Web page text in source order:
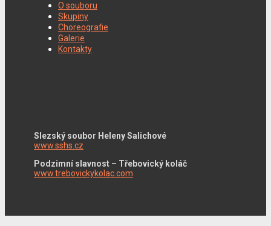
O souboru
Skupiny
Choreografie
Galerie
Kontakty
Slezský soubor Heleny Salichové
www.sshs.cz
Podzimní slavnost – Třebovický koláč
www.trebovickykolac.com